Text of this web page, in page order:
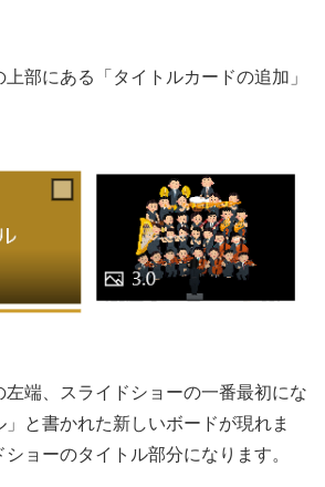
部にある「タイトルカードの追加」
左端、スライドショーの一番最初にな
と書かれた新しいボードが現れま
ョーのタイトル部分になります。